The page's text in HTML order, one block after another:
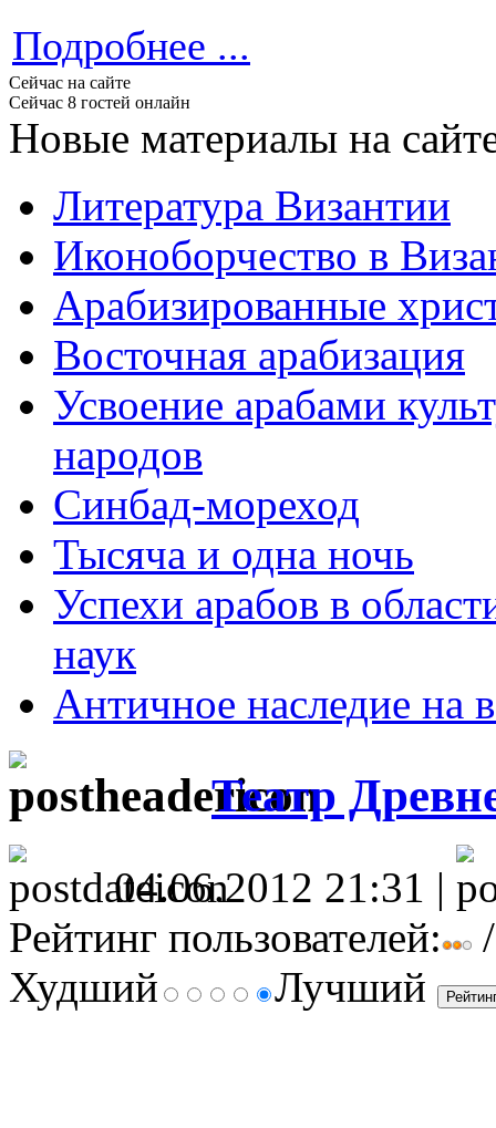
Подробнее ...
Сейчас на сайте
Сейчас 8 гостей онлайн
Новые материалы на
Литература Византии
Иконоборчество в
Арабизированные
Восточная арабизация
Усвоение арабами
народов
Синбад-мореход
Тысяча и одна ночь
Успехи арабов в
наук
Античное наследие на
Театр
04.06.2012 21:31 |
Рейтинг пользователей:
Худший
Лучший